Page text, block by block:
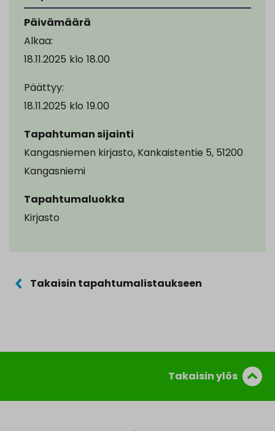
Päivämäärä
Alkaa:
18.11.2025 klo 18.00
Päättyy:
18.11.2025 klo 19.00
Tapahtuman sijainti
Kangasniemen kirjasto, Kankaistentie 5, 51200
Kangasniemi
Tapahtumaluokka
Kirjasto
Takaisin tapahtumalistaukseen
Takaisin ylös